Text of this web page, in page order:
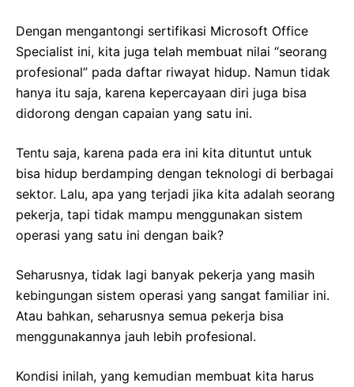
Dengan mengantongi sertifikasi Microsoft Office
Specialist ini, kita juga telah membuat nilai “seorang
profesional” pada daftar riwayat hidup. Namun tidak
hanya itu saja, karena kepercayaan diri juga bisa
didorong dengan capaian yang satu ini.
Tentu saja, karena pada era ini kita dituntut untuk
bisa hidup berdamping dengan teknologi di berbagai
sektor. Lalu, apa yang terjadi jika kita adalah seorang
pekerja, tapi tidak mampu menggunakan sistem
operasi yang satu ini dengan baik?
Seharusnya, tidak lagi banyak pekerja yang masih
kebingungan sistem operasi yang sangat familiar ini.
Atau bahkan, seharusnya semua pekerja bisa
menggunakannya jauh lebih profesional.
Kondisi inilah, yang kemudian membuat kita harus